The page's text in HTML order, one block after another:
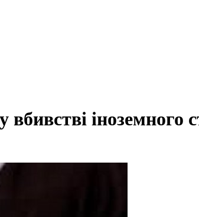
іноземного